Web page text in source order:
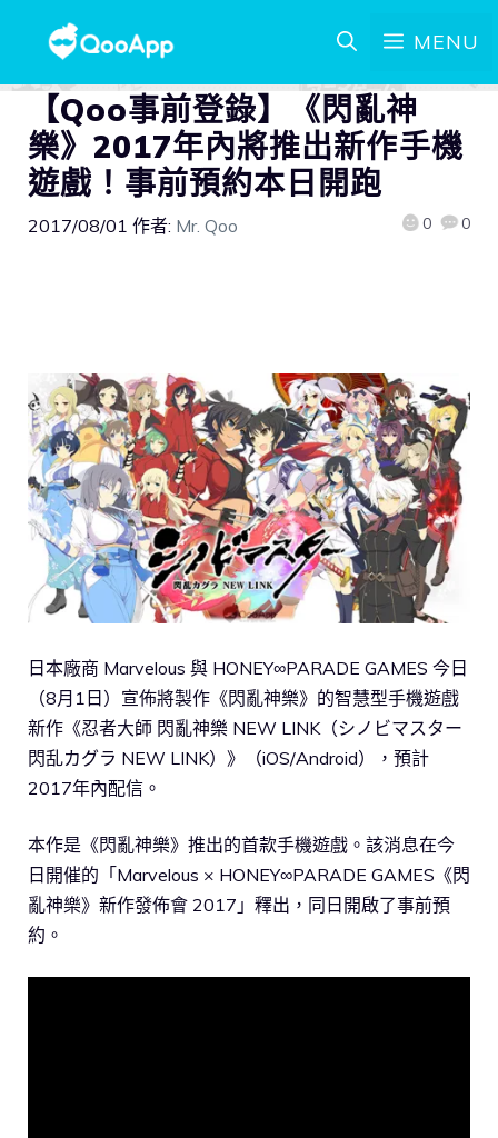
MENU
【Qoo事前登錄】《閃亂神
樂》2017年內將推出新作手機
遊戲！事前預約本日開跑
2017/08/01 作者: Mr. Qoo 0 0
日本廠商 Marvelous 與 HONEY∞PARADE GAMES 今日
（8月1日）宣佈將製作《閃亂神樂》的智慧型手機遊戲
新作《忍者大師 閃亂神樂 NEW LINK（シノビマスター
閃乱カグラ NEW LINK）》（iOS/Android），預計
2017年內配信。
本作是《閃亂神樂》推出的首款手機遊戲。該消息在今
日開催的「Marvelous × HONEY∞PARADE GAMES《閃
亂神樂》新作發佈會 2017」釋出，同日開啟了事前預
約。